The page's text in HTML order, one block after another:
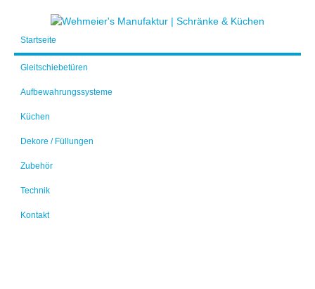
Startseite
Gleitschiebetüren
Aufbewahrungssysteme
Küchen
Dekore / Füllungen
Zubehör
Technik
Kontakt